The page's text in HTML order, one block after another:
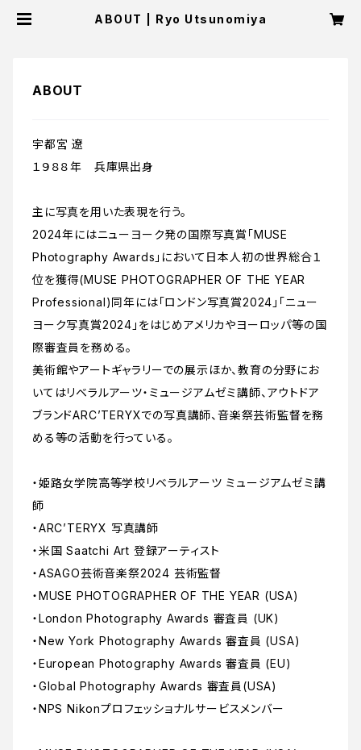
ABOUT | Ryo Utsunomiya
ABOUT
宇都宮 遼
１９８８年 兵庫県出身
主に写真を用いた表現を行う。
2024年にはニューヨーク発の国際写真賞「MUSE
Photography Awards」において日本人初の世界総合１
位を獲得(MUSE PHOTOGRAPHER OF THE YEAR
Professional)同年には「ロンドン写真賞2024」「ニュー
ヨーク写真賞2024」をはじめアメリカやヨーロッパ等の国
際審査員を務める。
美術館やアートギャラリーでの展示ほか、教育の分野にお
いてはリベラルアーツ・ミュージアムゼミ講師、アウトドア
ブランドARC’TERYXでの写真講師、音楽祭芸術監督を務
める等の活動を行っている。
・姫路女学院高等学校リベラルアーツ ミュージアムゼミ講
師
・ARC’TERYX 写真講師
・米国 Saatchi Art 登録アーティスト
・ASAGO芸術音楽祭2024 芸術監督
・MUSE PHOTOGRAPHER OF THE YEAR (USA)
・London Photography Awards 審査員 (UK)
・New York Photography Awards 審査員 (USA)
・European Photography Awards 審査員 (EU)
・Global Photography Awards 審査員(USA)
・NPS Nikonプロフェッショナルサービスメンバー